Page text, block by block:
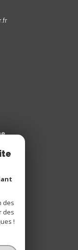
des
des
!